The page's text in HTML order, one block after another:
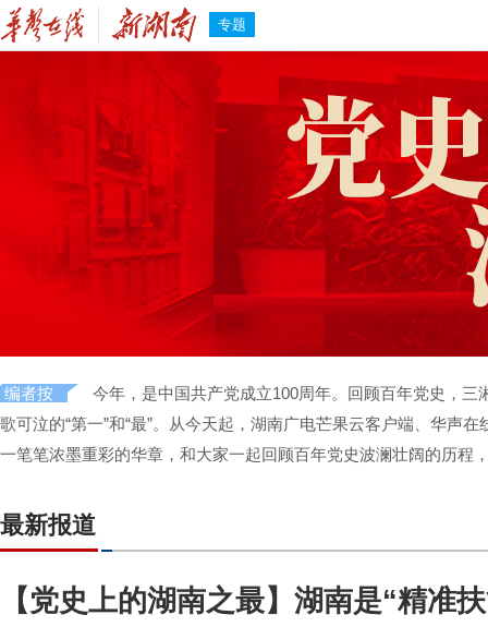
专题
编者按
今年，是中国共产党成立100周年。回顾百年党史，
歌可泣的“第一”和“最”。从今天起，湖南广电芒果云客户端、华声
一笔笔浓墨重彩的华章，和大家一起回顾百年党史波澜壮阔的历程
最新报道
【党史上的湖南之最】湖南是“精准